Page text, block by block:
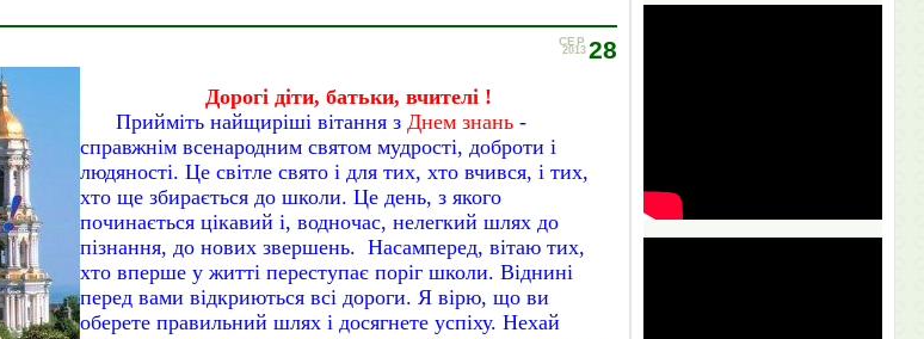
28
СЕР
2013
Дорогі діти, батьки, вчителі !
Прийміть найщиріші вітання з Днем знань-
справжнім всенародним святом мудрості, доброти і
людяності. Це світле свято і для тих, хто вчився, і тих,
хто ще збирається до школи. Це день, з якого
починається цікавий і, водночас, нелегкий шлях до
пізнання, до нових звершень. Насамперед, вітаю тих,
хто вперше у житті переступає поріг школи. Віднині
перед вами відкриються всі дороги. Я вірю, що ви
оберете правильний шлях і досягнете успіху. Нехай